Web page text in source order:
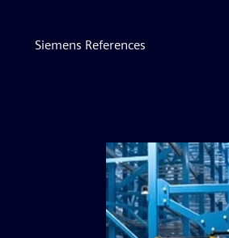
Siemens References